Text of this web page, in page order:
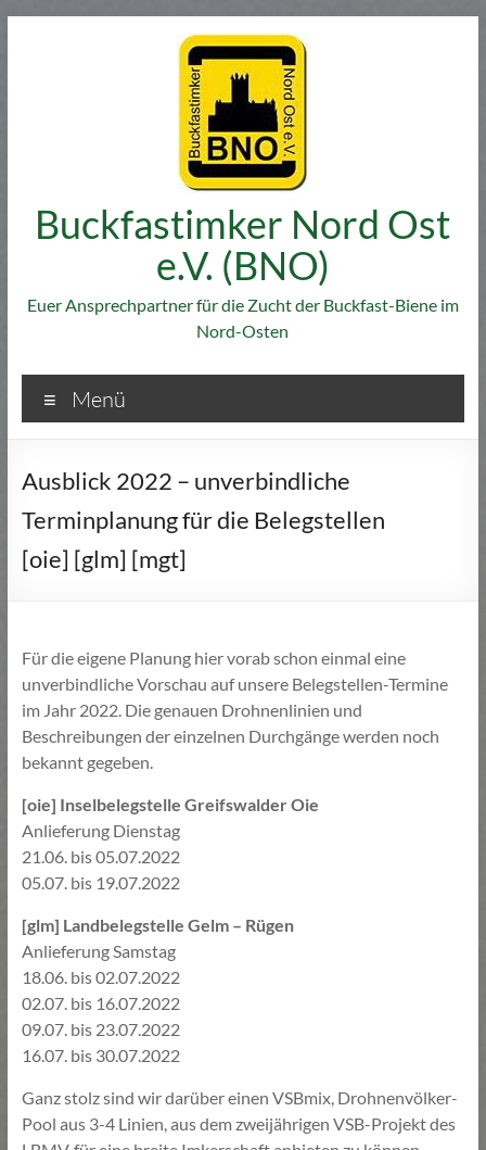
Buckfastimker Nord Ost
e.V. (BNO)
Euer Ansprechpartner für die Zucht der Buckfast-Biene im
Nord-Osten
Menü
Ausblick 2022 – unverbindliche
Terminplanung für die Belegstellen
[oie] [glm] [mgt]
Für die eigene Planung hier vorab schon einmal eine
unverbindliche Vorschau auf unsere Belegstellen-Termine
im Jahr 2022. Die genauen Drohnenlinien und
Beschreibungen der einzelnen Durchgänge werden noch
bekannt gegeben.
[oie] Inselbelegstelle Greifswalder Oie
Anlieferung Dienstag
21.06. bis 05.07.2022
05.07. bis 19.07.2022
[glm] Landbelegstelle Gelm – Rügen
Anlieferung Samstag
18.06. bis 02.07.2022
02.07. bis 16.07.2022
09.07. bis 23.07.2022
16.07. bis 30.07.2022
Ganz stolz sind wir darüber einen VSBmix, Drohnenvölker-
Pool aus 3-4 Linien, aus dem zweijährigen VSB-Projekt des